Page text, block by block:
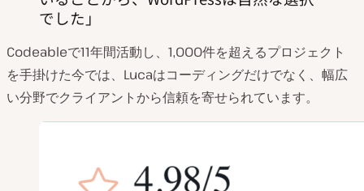
でした
Codeableで11年間活動し、1,000件を超えるプロジェクト
を手掛けた今では、Lucaはコーディングだけでなく、幅広
い分野でクライアントから信頼を寄せられています。